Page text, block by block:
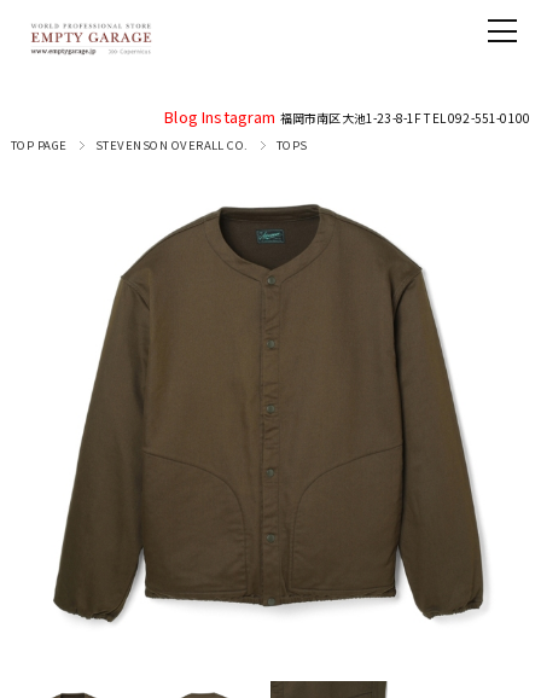
Blog Instagram 福岡市南区大池1-23-8-1F TEL 092-551-0100
TOP PAGE STEVENSON OVERALL CO. TOPS